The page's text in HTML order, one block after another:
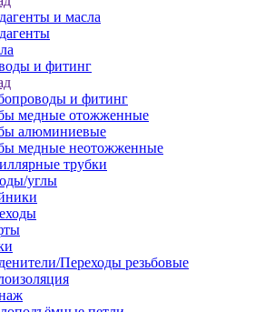
и масла
и фитинг
и фитинг
медные отожженные
алюминиевые
медные неотожженные
трубки
углы
Переходы резьбовые